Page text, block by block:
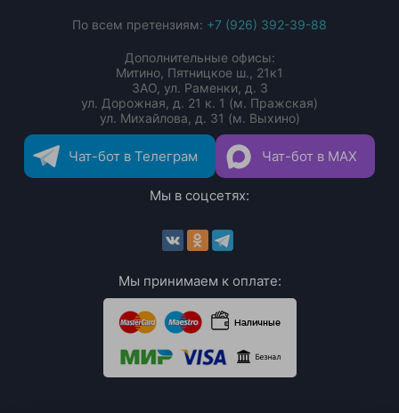
По всем претензиям: +7 (926) 392-39-88
Дополнительные офисы:
Митино, Пятницкое ш., 21к1
ЗАО, ул. Раменки, д. 3
ул. Дорожная, д. 21 к. 1 (м. Пражская)
ул. Михайлова, д. 31 (м. Выхино)
Чат-бот в Телеграм Чат-бот в MAX
Мы в соцсетях:
Мы принимаем к оплате: